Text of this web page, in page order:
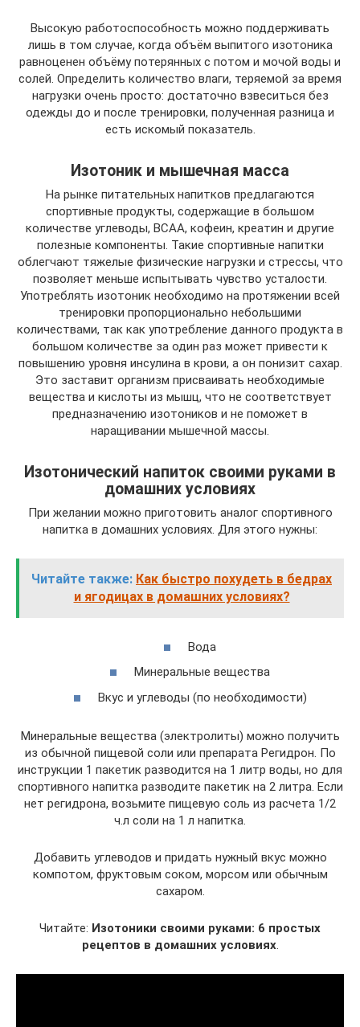
Высокую работоспособность можно поддерживать
лишь в том случае, когда объём выпитого изотоника
равноценен объёму потерянных с потом и мочой воды и
солей. Определить количество влаги, теряемой за время
нагрузки очень просто: достаточно взвеситься без
одежды до и после тренировки, полученная разница и
есть искомый показатель.
Изотоник и мышечная масса
На рынке питательных напитков предлагаются
спортивные продукты, содержащие в большом
количестве углеводы, BCAA, кофеин, креатин и другие
полезные компоненты. Такие спортивные напитки
облегчают тяжелые физические нагрузки и стрессы, что
позволяет меньше испытывать чувство усталости.
Употреблять изотоник необходимо на протяжении всей
тренировки пропорционально небольшими
количествами, так как употребление данного продукта в
большом количестве за один раз может привести к
повышению уровня инсулина в крови, а он понизит сахар.
Это заставит организм присваивать необходимые
вещества и кислоты из мышц, что не соответствует
предназначению изотоников и не поможет в
наращивании мышечной массы.
Изотонический напиток своими руками в
домашних условиях
При желании можно приготовить аналог спортивного
напитка в домашних условиях. Для этого нужны:
Читайте также: Как быстро похудеть в бедрах
и ягодицах в домашних условиях?
Вода
Минеральные вещества
Вкус и углеводы (по необходимости)
Минеральные вещества (электролиты) можно получить
из обычной пищевой соли или препарата Регидрон. По
инструкции 1 пакетик разводится на 1 литр воды, но для
спортивного напитка разводите пакетик на 2 литра. Если
нет регидрона, возьмите пищевую соль из расчета 1/2
ч.л соли на 1 л напитка.
Добавить углеводов и придать нужный вкус можно
компотом, фруктовым соком, морсом или обычным
сахаром.
Читайте: Изотоники своими руками: 6 простых
рецептов в домашних условиях.